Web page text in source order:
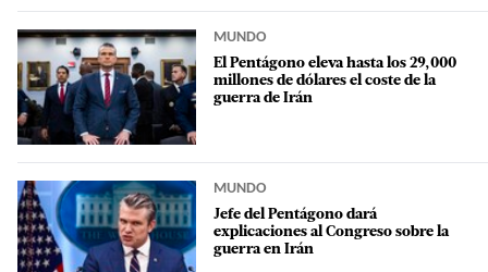
MUNDO
El Pentágono eleva hasta los 29,000
millones de dólares el coste de la
guerra de Irán
MUNDO
Jefe del Pentágono dará
explicaciones al Congreso sobre la
guerra en Irán